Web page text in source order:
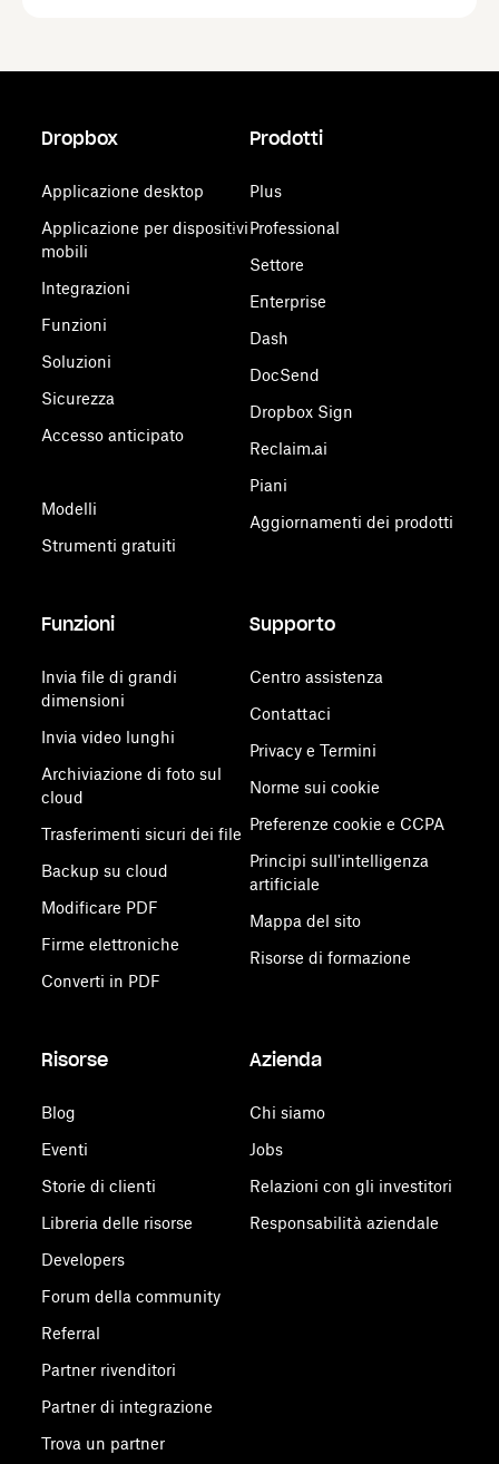
Dropbox
Applicazione desktop
Applicazione per dispositivi
mobili
Integrazioni
Funzioni
Soluzioni
Sicurezza
Accesso anticipato
Modelli
Strumenti gratuiti
Prodotti
Plus
Professional
Settore
Enterprise
Dash
DocSend
Dropbox Sign
Reclaim.ai
Piani
Aggiornamenti dei prodotti
Funzioni
Invia file di grandi
dimensioni
Invia video lunghi
Archiviazione di foto sul
cloud
Trasferimenti sicuri dei file
Backup su cloud
Modificare PDF
Firme elettroniche
Converti in PDF
Supporto
Centro assistenza
Contattaci
Privacy e Termini
Norme sui cookie
Preferenze cookie e CCPA
Principi sull'intelligenza
artificiale
Mappa del sito
Risorse di formazione
Risorse
Blog
Eventi
Storie di clienti
Libreria delle risorse
Developers
Forum della community
Referral
Partner rivenditori
Partner di integrazione
Trova un partner
Azienda
Chi siamo
Jobs
Relazioni con gli investitori
Responsabilità aziendale